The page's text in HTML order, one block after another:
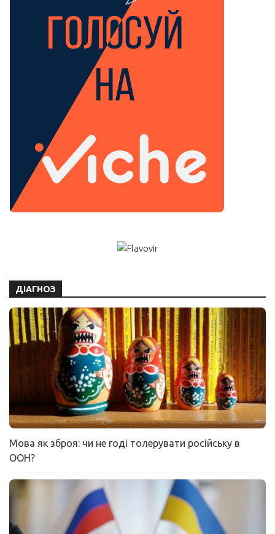
ДІАГНОЗ
Мова як зброя: чи не годі толерувати російську в
ООН?